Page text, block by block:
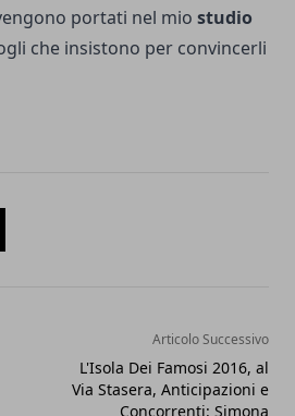
portati nel mio studio
che insistono per convincerli
Articolo Successivo
L'Isola Dei Famosi 2016, al
Via Stasera, Anticipazioni e
Concorrenti: Simona